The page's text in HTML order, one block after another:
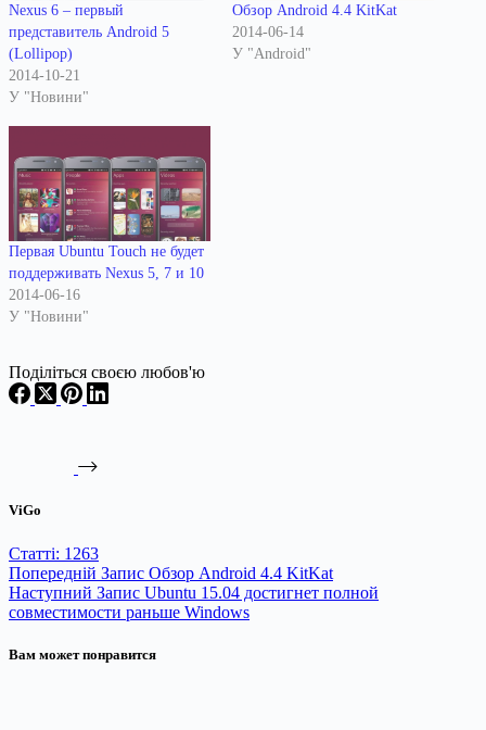
Nexus 6 – первый
представитель Android 5
(Lollipop)
2014-10-21
У "Новини"
Обзор Android 4.4 KitKat
2014-06-14
У "Android"
Первая Ubuntu Touch не будет
поддерживать Nexus 5, 7 и 10
2014-06-16
У "Новини"
Поділіться своєю любов'ю
ViGo
Статті: 1263
Попередній Запис Обзор Android 4.4 KitKat
Наступний Запис Ubuntu 15.04 достигнет полной
совместимости раньше Windows
Вам может понравится